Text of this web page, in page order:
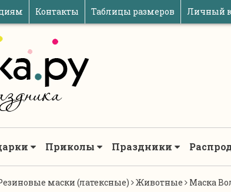
Контакты Таблицы размеров Личный
Приколы Праздники
маски (латексные) Животные Маска